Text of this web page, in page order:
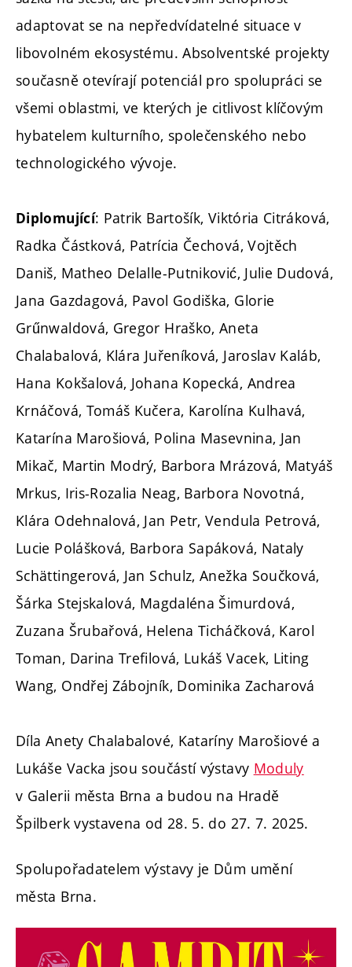
adaptovat se na nepředvídatelné situace v
libovolném ekosystému. Absolventské projekty
současně otevírají potenciál pro spolupráci se
všemi oblastmi, ve kterých je citlivost klíčovým
hybatelem kulturního, společenského nebo
technologického vývoje.
Diplomující: Patrik Bartošík, Viktória Citráková,
Radka Částková, Patrícia Čechová, Vojtěch
Daniš, Matheo Delalle-Putniković, Julie Dudová,
Jana Gazdagová, Pavol Godiška, Glorie
Grűnwaldová, Gregor Hraško, Aneta
Chalabalová, Klára Juřeníková, Jaroslav Kaláb,
Hana Kokšalová, Johana Kopecká, Andrea
Krnáčová, Tomáš Kučera, Karolína Kulhavá,
Katarína Marošiová, Polina Masevnina, Jan
Mikač, Martin Modrý, Barbora Mrázová, Matyáš
Mrkus, Iris-Rozalia Neag, Barbora Novotná,
Klára Odehnalová, Jan Petr, Vendula Petrová,
Lucie Polášková, Barbora Sapáková, Nataly
Schättingerová, Jan Schulz, Anežka Součková,
Šárka Stejskalová, Magdaléna Šimurdová,
Zuzana Šrubařová, Helena Ticháčková, Karol
Toman, Darina Trefilová, Lukáš Vacek, Liting
Wang, Ondřej Zábojník, Dominika Zacharová
Díla Anety Chalabalové, Kataríny Marošiové a
Lukáše Vacka jsou součástí výstavy Moduly
v Galerii města Brna a budou na Hradě
Špilberk vystavena od 28. 5. do 27. 7. 2025.
Spolupořadatelem výstavy je Dům umění
města Brna.